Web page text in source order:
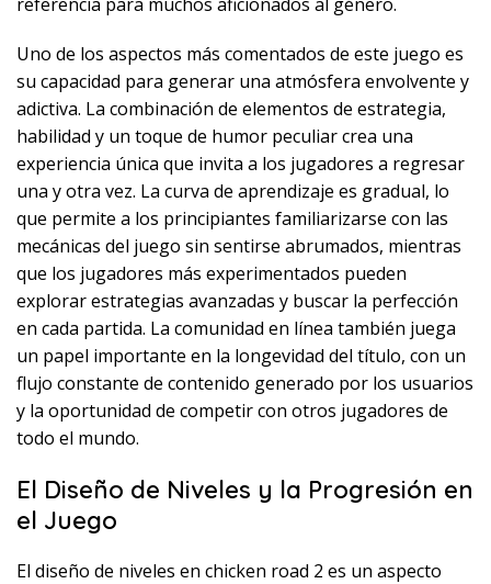
Uno de los aspectos más comentados de este juego es
su capacidad para generar una atmósfera envolvente y
adictiva. La combinación de elementos de estrategia,
habilidad y un toque de humor peculiar crea una
experiencia única que invita a los jugadores a regresar
una y otra vez. La curva de aprendizaje es gradual, lo
que permite a los principiantes familiarizarse con las
mecánicas del juego sin sentirse abrumados, mientras
que los jugadores más experimentados pueden
explorar estrategias avanzadas y buscar la perfección
en cada partida. La comunidad en línea también juega
un papel importante en la longevidad del título, con un
flujo constante de contenido generado por los usuarios
y la oportunidad de competir con otros jugadores de
todo el mundo.
El Diseño de Niveles y la Progresión en
el Juego
El diseño de niveles en chicken road 2 es un aspecto